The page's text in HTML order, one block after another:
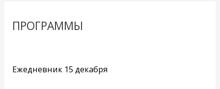
ПРОГРАММЫ
Ежедневник 15 декабря